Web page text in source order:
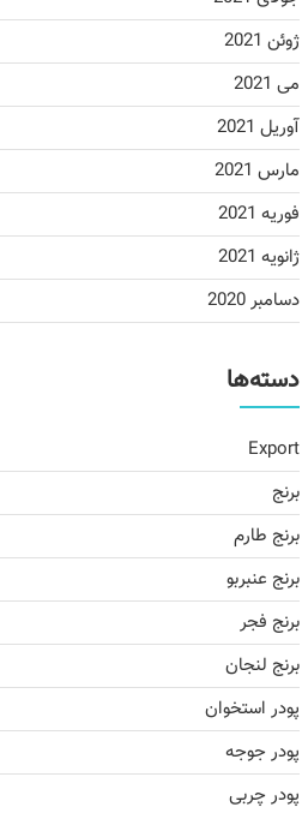
ژوئن 2021
می 2021
آوریل 2021
مارس 2021
فوریه 2021
ژانویه 2021
دسامبر 2020
دسته‌ها
Export
برنج
برنج طارم
برنج عنبربو
برنج فجر
برنج لنجان
پودر استخوان
پودر جوجه
پودر چربی